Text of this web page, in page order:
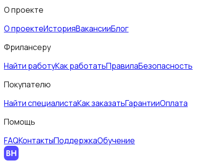
О проекте
О проектеИсторияВакансииБлог
Фрилансеру
Найти работуКак работатьПравилаБезопасность
Покупателю
Найти специалистаКак заказатьГарантииОплата
Помощь
FAQКонтактыПоддержкаОбучение